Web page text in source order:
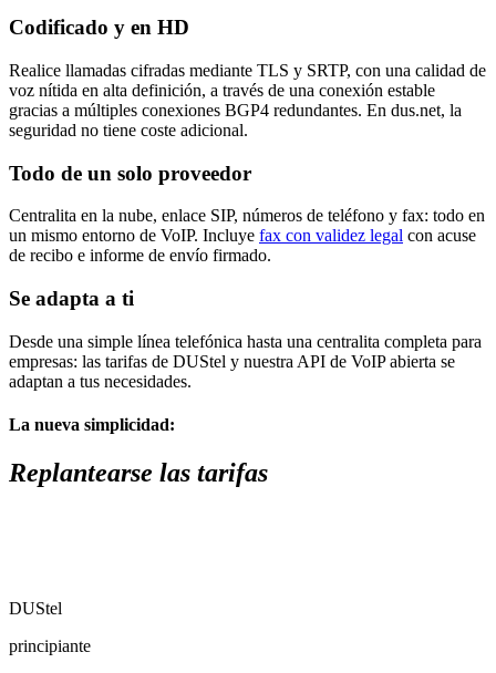
Codificado y en HD
Realice llamadas cifradas mediante TLS y SRTP, con una calidad de
voz nítida en alta definición, a través de una conexión estable
gracias a múltiples conexiones BGP4 redundantes. En dus.net, la
seguridad no tiene coste adicional.
Todo de un solo proveedor
Centralita en la nube, enlace SIP, números de teléfono y fax: todo en
un mismo entorno de VoIP. Incluye fax con validez legal con acuse
de recibo e informe de envío firmado.
Se adapta a ti
Desde una simple línea telefónica hasta una centralita completa para
empresas: las tarifas de DUStel y nuestra API de VoIP abierta se
adaptan a tus necesidades.
La nueva simplicidad:
Replantearse las tarifas
DUStel
principiante